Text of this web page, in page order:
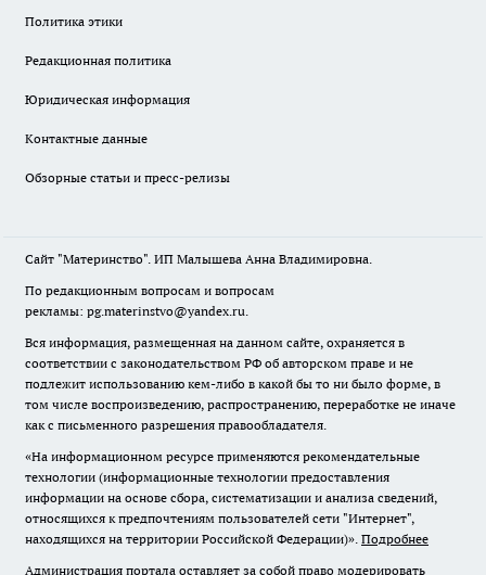
Политика этики
Редакционная политика
Юридическая информация
Контактные данные
Обзорные статьи и пресс-релизы
Сайт "Материнство". ИП Малышева Анна Владимировна.
По редакционным вопросам и вопросам
рекламы: pg.materinstvo@yandex.ru.
Вся информация, размещенная на данном сайте, охраняется в
соответствии с законодательством РФ об авторском праве и не
подлежит использованию кем-либо в какой бы то ни было форме, в
том числе воспроизведению, распространению, переработке не иначе
как с письменного разрешения правообладателя.
«На информационном ресурсе применяются рекомендательные
технологии (информационные технологии предоставления
информации на основе сбора, систематизации и анализа сведений,
относящихся к предпочтениям пользователей сети "Интернет",
находящихся на территории Российской Федерации)». Подробнее
Администрация портала оставляет за собой право модерировать